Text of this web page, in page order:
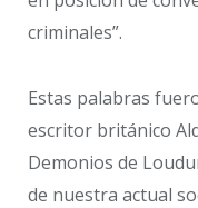
criminales”.
Estas palabras
escritor británico
Demonios de
de nuestra actual